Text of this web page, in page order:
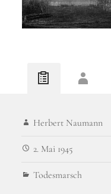
Herbert Naumann
2. Mai 1945
Todesmarsch